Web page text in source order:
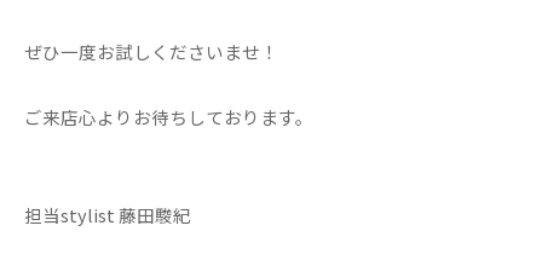
ぜひ一度お試しくださいませ！
ご来店心よりお待ちしております。
担当stylist 藤田駿紀